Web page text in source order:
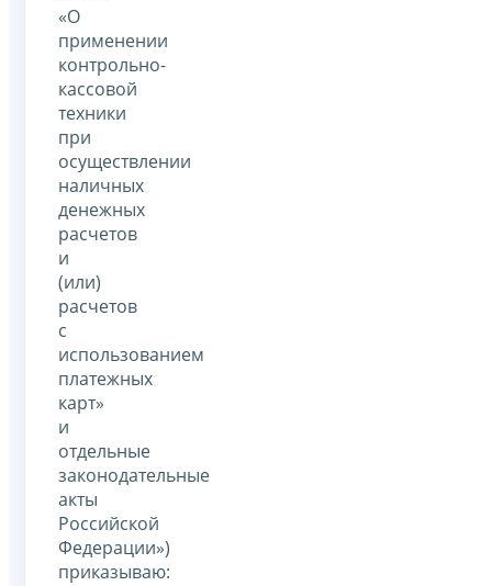
«О
применении
контрольно-
кассовой
техники
при
осуществлении
наличных
денежных
расчетов
и
(или)
расчетов
с
использованием
платежных
карт»
и
отдельные
законодательные
акты
Российской
Федерации»)
приказываю: